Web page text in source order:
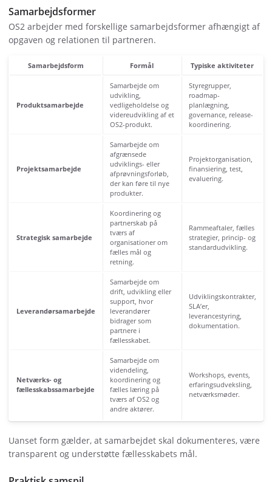
Samarbejdsformer
OS2 arbejder med forskellige samarbejdsformer afhængigt af
opgaven og relationen til partneren.
Samarbejdsform Formål Typiske aktiviteter
Produktsamarbejde
Samarbejde om
udvikling,
vedligeholdelse og
videreudvikling af et
OS2-produkt.
Styregrupper,
roadmap-
planlægning,
governance, release-
koordinering.
Projektsamarbejde
Samarbejde om
afgrænsede
udviklings- eller
afprøvningsforløb,
der kan føre til nye
produkter.
Projektorganisation,
finansiering, test,
evaluering.
Strategisk samarbejde
Koordinering og
partnerskab på
tværs af
organisationer om
fælles mål og
retning.
Rammeaftaler, fælles
strategier, princip- og
standardudvikling.
Leverandørsamarbejde
Samarbejde om
drift, udvikling eller
support, hvor
leverandører
bidrager som
partnere i
fællesskabet.
Udviklingskontrakter,
SLA’er,
leverancestyring,
dokumentation.
Netværks- og
fællesskabssamarbejde
Samarbejde om
videndeling,
koordinering og
fælles læring på
tværs af OS2 og
andre aktører.
Workshops, events,
erfaringsudveksling,
netværksmøder.
Uanset form gælder, at samarbejdet skal dokumenteres, være
transparent og understøtte fællesskabets mål.